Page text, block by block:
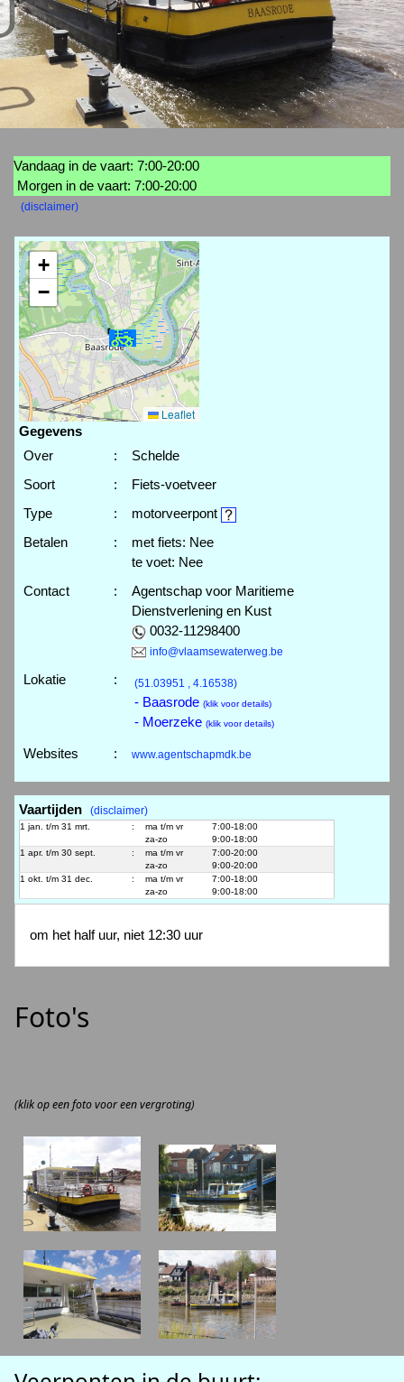
Vandaag in de vaart: 7:00-20:00
Morgen in de vaart: 7:00-20:00
(disclaimer)
+
−
Leaflet
Gegevens
Over
:
Schelde
Soort
:
Fiets-voetveer
Type
:
motorveerpont
Betalen
:
met fiets: Nee
te voet: Nee
Contact
:
Agentschap voor Maritieme
Dienstverlening en Kust
0032-11298400
info@vlaamsewaterweg.be
Lokatie : (51.03951 , 4.16538)
- Baasrode (klik voor details)
- Moerzeke (klik voor details)
Websites : www.agentschapmdk.be
Vaartijden (disclaimer)
1 jan. t/m 31 mrt. :
ma t/m vr
za-zo
7:00-18:00
9:00-18:00
1 apr. t/m 30 sept.
:
ma t/m vr
za-zo
7:00-20:00
9:00-20:00
1 okt. t/m 31 dec.
:
ma t/m vr
za-zo
7:00-18:00
9:00-18:00
om het half uur, niet 12:30 uur
Foto's
(klik op een foto voor een vergroting)